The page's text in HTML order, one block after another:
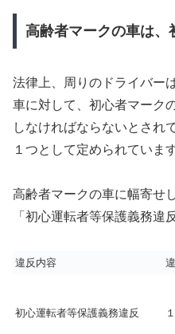
高齢者マークの車は、
法律上、周りのドライバー
車に対して、初心者マーク
しなければならないとされ
１つとして定められています
高齢者マークの車に幅寄せ
「初心運転者等保護義務違
違反内容
初心運転者等保護義務違反